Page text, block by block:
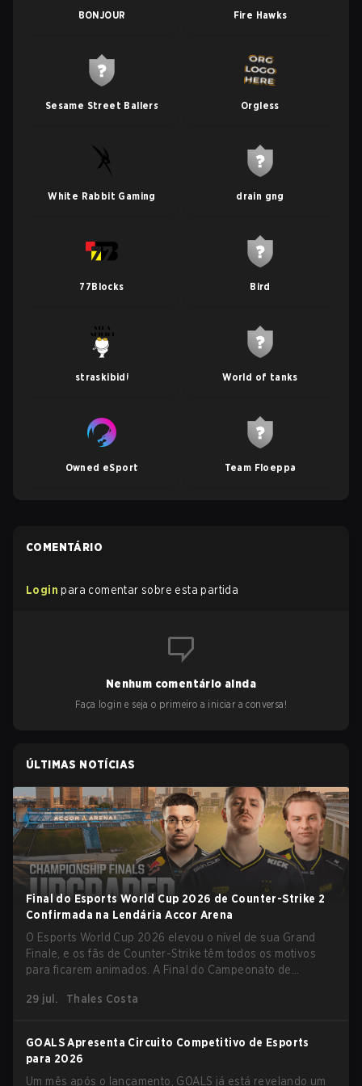
BONJOUR Fire Hawks
Sesame Street Ballers Orgless
White Rabbit Gaming drain gng
77Blocks Bird
straskibidi World of tanks
Owned eSport Team Floeppa
COMENTÁRIO
Login para comentar sobre esta partida
Nenhum comentário ainda
Faça login e seja o primeiro a iniciar a conversa!
ÚLTIMAS NOTÍCIAS
Final do Esports World Cup 2026 de Counter-Strike 2
Confirmada na Lendária Accor Arena
O Esports World Cup 2026 elevou o nível de sua Grand
Finale, e os fãs de Counter-Strike têm todos os motivos
para ficarem animados. A Final do Campeonato de
Accor Arena de Paris, marcando o capítulo final do maior
29 jul. Thales Costa
GOALS Apresenta Circuito Competitivo de Esports
para 2026
Um mês após o lançamento, GOALS já está revelando um